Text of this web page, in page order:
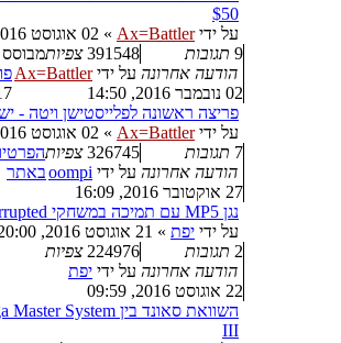
$50
על ידיAx=Battler
» 02 אוגוסט 2016, 15:31
9 תגובות 391548 צפיות
הודעה אחרונה על ידיAx=Battler
02 נובמבר 2016, 14:50
פריצה ראשונה לפלייסטישן ויטה -
על ידיAx=Battler
» 02 אוגוסט 2016, 14:11
7 תגובות 326745 צפיות
הודעה אחרונה על ידי oompi
27 אוקטובר 2016, 16:09
נגן MP5 עם תמיכה במשחקי gba save file corrupted
על ידי יפת » 21 אוגוסט 2016, 20:00
2 תגובות 224976 צפיות
הודעה אחרונה על ידי יפת
22 אוגוסט 2016, 09:59
III
באתר